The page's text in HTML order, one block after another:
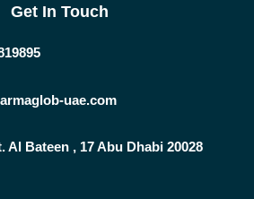
Get In Touch
uae.com
Al Bateen , 17 Abu Dhabi 20028